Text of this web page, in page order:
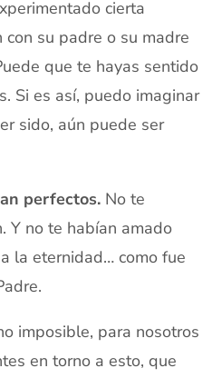
cierta
su padre o su madre
que te hayas sentido
Si es así, puedo imaginar
sido, aún puede ser
perfectos. No te
Y no te habían amado
la eternidad… como fue
imposible, para nosotros
en torno a esto, que